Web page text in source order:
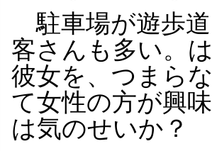
駐車場が遊歩
客さんも多い。
彼女を、つまら
て女性の方が興
は気のせいか？